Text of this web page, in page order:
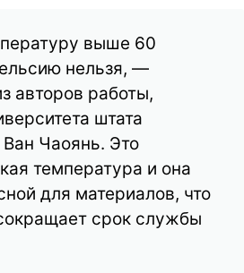
выше 60
нельзя, —
авторов работы,
штата
Чаоянь. Это
температура и она
для материалов, что
срок службы